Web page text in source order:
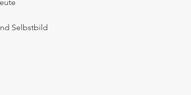
Selbstbild